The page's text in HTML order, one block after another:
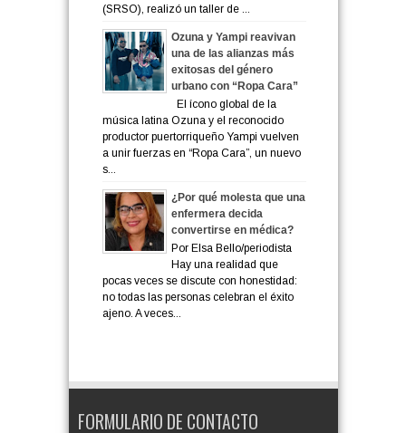
(SRSO), realizó un taller de ...
Ozuna y Yampi reavivan
una de las alianzas más
exitosas del género
urbano con “Ropa Cara”
El ícono global de la
música latina Ozuna y el reconocido
productor puertorriqueño Yampi vuelven
a unir fuerzas en “Ropa Cara”, un nuevo
s...
¿Por qué molesta que una
enfermera decida
convertirse en médica?
Por Elsa Bello/periodista
Hay una realidad que
pocas veces se discute con honestidad:
no todas las personas celebran el éxito
ajeno. A veces...
FORMULARIO DE CONTACTO